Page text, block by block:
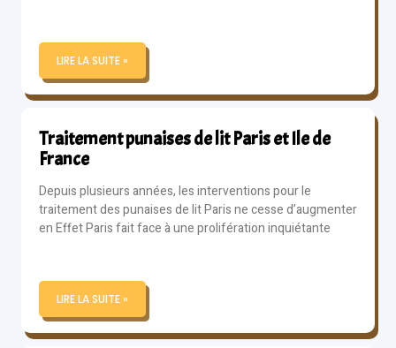
LIRE LA SUITE »
Traitement punaises de lit Paris et Ile de
France
Depuis plusieurs années, les interventions pour le
traitement des punaises de lit Paris ne cesse d’augmenter
en Effet Paris fait face à une prolifération inquiétante
LIRE LA SUITE »